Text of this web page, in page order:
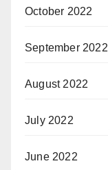
October 2022
September 2022
August 2022
July 2022
June 2022